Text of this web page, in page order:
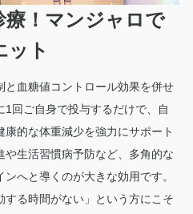
療！マンジャロで
ット
と血糖値コントロール効果を併せ
回ご自身で投与するだけで、自
的な体重減少を強力にサポート
や生活習慣病予防など、多角的な
へと導くのが大きな効用です。
する時間がない」という方にこそ